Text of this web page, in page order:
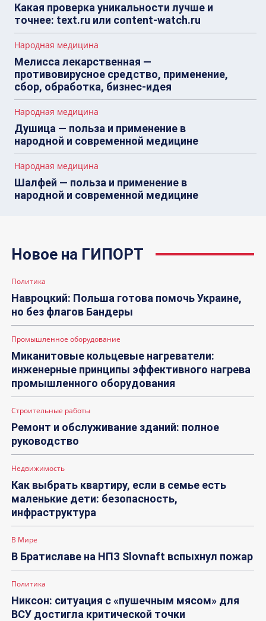
Какая проверка уникальности лучше и
точнее: text.ru или content-watch.ru
Народная медицина
Мелисса лекарственная —
противовирусное средство, применение,
сбор, обработка, бизнес-идея
Народная медицина
Душица — польза и применение в
народной и современной медицине
Народная медицина
Шалфей — польза и применение в
народной и современной медицине
Новое на ГИПОРТ
Политика
Навроцкий: Польша готова помочь Украине,
но без флагов Бандеры
Промышленное оборудование
Миканитовые кольцевые нагреватели:
инженерные принципы эффективного нагрева
промышленного оборудования
Строительные работы
Ремонт и обслуживание зданий: полное
руководство
Недвижимость
Как выбрать квартиру, если в семье есть
маленькие дети: безопасность,
инфраструктура
В Мире
В Братиславе на НПЗ Slovnaft вспыхнул пожар
Политика
Никсон: ситуация с «пушечным мясом» для
ВСУ достигла критической точки